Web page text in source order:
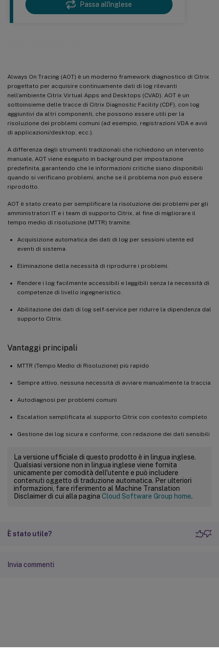
Passa all'inglese
Always On Tracing (AOT) è un moderno framework diagnostico di Citrix
progettato per acquisire continuamente dati di log rilevanti
nell’ambiente Citrix Virtual Apps and Desktops (CVAD). AOT è un
sottoinsieme delle tracce di Citrix Diagnostic Facility (CDF), con log
aggiuntivi da altri componenti, che possono essere utili per la
risoluzione dei problemi comuni (ad esempio, registrazioni VDA e avvii
di applicazioni/desktop, ecc.).
A differenza degli strumenti tradizionali che richiedono un intervento
manuale, AOT viene eseguito in background per impostazione
predefinita, garantendo che le informazioni critiche siano disponibili
quando si verificano problemi, anche se il problema non può essere
riprodotto.
AOT è stato creato per semplificare la risoluzione dei problemi per gli
amministratori IT e i team di supporto Citrix, al fine di migliorare il
tempo medio di risoluzione (MTTR) tramite:
Acquisizione automatica dei dati di log per sessioni utente ed
eventi di sistema.
Eliminazione della necessità di riprodurre i problemi.
Rendere i log facilmente accessibili e leggibili senza la necessità di
competenze di livello ingegneristico.
Abilitazione dei dati di log self-service per ridurre la dipendenza dal
supporto Citrix.
Vantaggi principali
MTTR (Tempo Medio di Risoluzione) più rapido
Sempre attivo, nessuna necessità di avviare manualmente la traccia
Autodiagnosi per problemi comuni
Escalation semplificata al supporto Citrix con contesto completo
Gestione dei log sicura e conforme, con redazione dei dati sensibili
La versione ufficiale di questo prodotto è in lingua inglese.
Qualsiasi versione non in lingua inglese viene fornita
unicamente per comodità dell'utente e può includere
contenuti oggetto di traduzione automatica. Per ulteriori
informazioni, fare riferimento al Machine Translation
Disclaimer di cui alla pagina Cloud Software Group home.
È stato utile?
Invia commenti